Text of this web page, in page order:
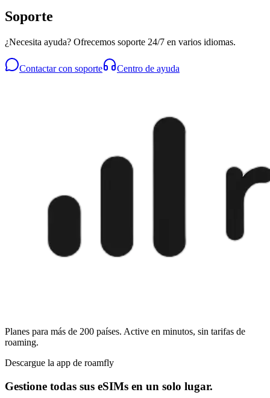
Soporte
¿Necesita ayuda? Ofrecemos soporte 24/7 en varios idiomas.
Contactar con soporte Centro de ayuda
Planes para más de 200 países. Active en minutos, sin tarifas de
roaming.
Descargue la app de roamfly
Gestione todas sus eSIMs en un solo lugar.